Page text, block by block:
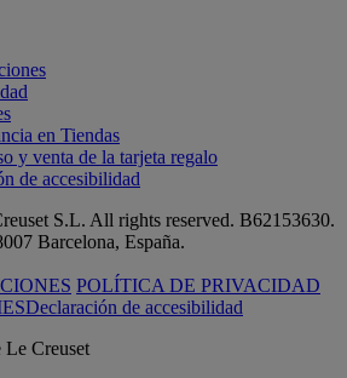
en Tiendas
y venta de la tarjeta regalo
de accesibilidad
S.L. All rights reserved. B62153630.
Barcelona, España.
POLÍTICA DE PRIVACIDAD
Declaración de accesibilidad
Creuset